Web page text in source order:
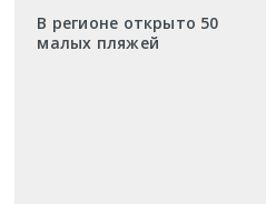
В регионе открыто 50
малых пляжей